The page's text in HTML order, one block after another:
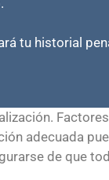
tu historial
adecuada
de que